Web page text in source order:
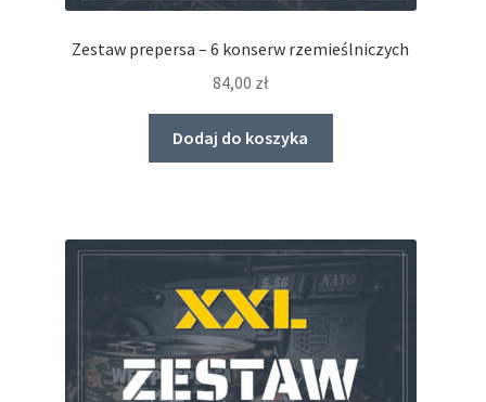
Zestaw prepersa – 6 konserw rzemieślniczych
84,00 zł
Dodaj do koszyka